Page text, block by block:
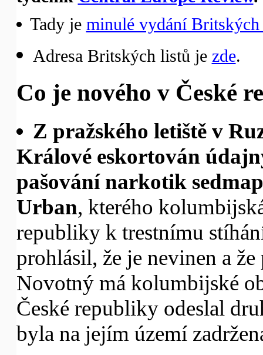
Tady je minulé vydání
Adresa Britských listů je zde.
Co je nového v České
Z pražského letiště v
Králové eskortován
pašování narkotik
Urban, kterého
republiky k trestnímu
prohlásil, že je nevinen a
Novotný má kolumbijské
České republiky odeslal
byla na jejím území